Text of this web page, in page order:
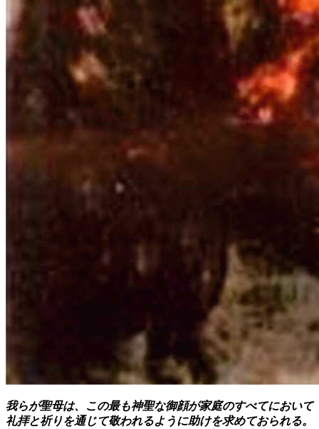
我らが聖母は、この最も神聖な御顔が家庭のすべてにおいて
礼拝と祈りを通じて敬われるように助けを求めておられる。